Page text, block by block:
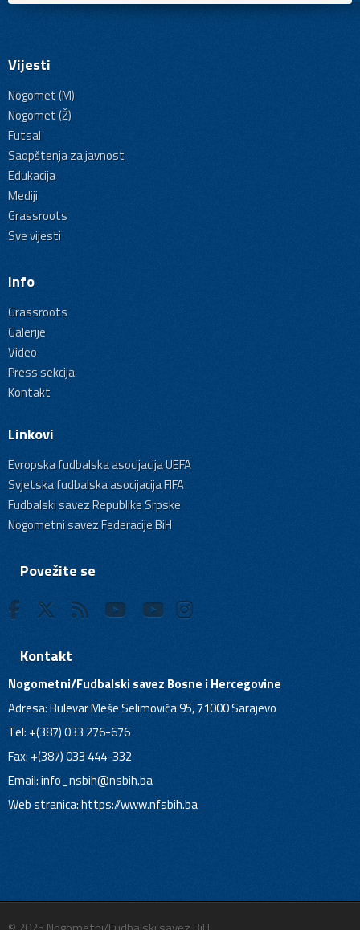
Vijesti
Nogomet (M)
Nogomet (Ž)
Futsal
Saopštenja za javnost
Edukacija
Mediji
Grassroots
Sve vijesti
Info
Grassroots
Galerije
Video
Press sekcija
Kontakt
Linkovi
Evropska fudbalska asocijacija UEFA
Svjetska fudbalska asocijacija FIFA
Fudbalski savez Republike Srpske
Nogometni savez Federacije BiH
Povežite se
Kontakt
Nogometni/Fudbalski savez Bosne i Hercegovine
Adresa: Bulevar Meše Selimovića 95, 71000 Sarajevo
Tel: +(387) 033 276-676
Fax: +(387) 033 444-332
Email:info_nsbih@nsbih.ba
Web stranica: https://www.nfsbih.ba